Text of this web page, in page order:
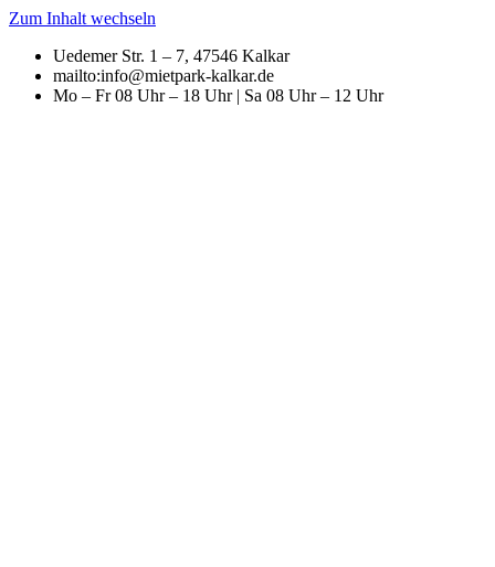
Zum Inhalt wechseln
Uedemer Str. 1 – 7, 47546 Kalkar
mailto:info@mietpark-kalkar.de
Mo – Fr 08 Uhr – 18 Uhr | Sa 08 Uhr – 12 Uhr